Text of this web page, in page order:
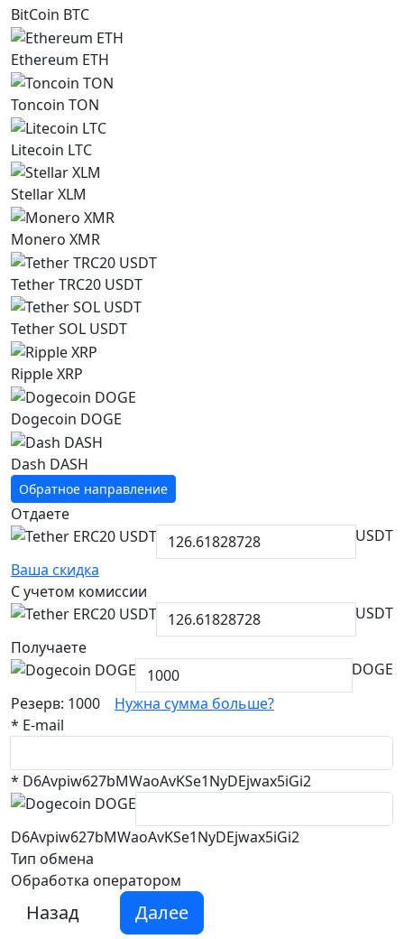
BitCoin BTC
Ethereum ETH
Toncoin TON
Litecoin LTC
Stellar XLM
Monero XMR
Tether TRC20 USDT
Tether SOL USDT
Ripple XRP
Dogecoin DOGE
Dash DASH
Обратное направление
Отдаете
USDT
Ваша скидка
С учетом комиссии
USDT
Получаете
DOGE
Резерв: 1000
Нужна сумма больше?
* E-mail
* D6Avpiw627bMWaoAvKSe1NyDEjwax5iGi2
D6Avpiw627bMWaoAvKSe1NyDEjwax5iGi2
Тип обмена
Обработка оператором
Назад Далее